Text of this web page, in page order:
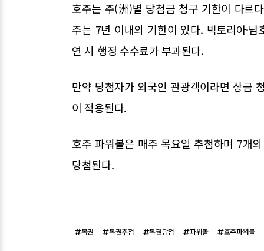
호주는 주(洲)별 당첨금 청구 기한이 다르
주는 7년 이내의 기한이 있다. 빅토리아·
연 시 행정 수수료가 부과된다.
만약 당첨자가 외국인 관광객이라면 상금
이 적용된다.
호주 파워볼은 매주 목요일 추첨하며 7개
당첨된다.
복권 복권추첨 복권당첨 파워볼 호주파워볼